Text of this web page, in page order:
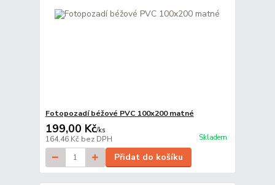
Fotopozadí béžové PVC 100x200 matné
199,00 Kč/ks
164,46 Kč bez DPH Skladem
Přidat do košíku